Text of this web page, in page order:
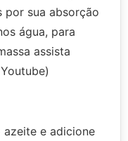
por sua absorção
água, para
assista
azeite e adicione